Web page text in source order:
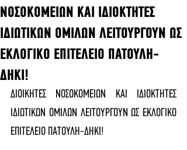
ΝΟΣΟΚΟΜΕΙΩΝ ΚΑΙ ΙΔΙΟΚΤΗΤΕΣ
ΙΔΙΩΤΙΚΩΝ ΟΜΙΛΩΝ ΛΕΙΤΟΥΡΓΟΥΝ ΩΣ
ΕΚΛΟΓΙΚΟ ΕΠΙΤΕΛΕΙΟ ΠΑΤΟΥΛΗ-
ΔΗΚΙ!
ΔΙΟΙΚΗΤΕΣ ΝΟΣΟΚΟΜΕΙΩΝ ΚΑΙ ΙΔΙΟΚΤΗΤΕΣ
ΙΔΙΩΤΙΚΩΝ ΟΜΙΛΩΝ ΛΕΙΤΟΥΡΓΟΥΝ ΩΣ ΕΚΛΟΓΙΚΟ
ΕΠΙΤΕΛΕΙΟ ΠΑΤΟΥΛΗ-ΔΗΚΙ!